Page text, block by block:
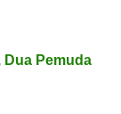
Pemuda